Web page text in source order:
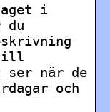
i
du
till
ser när de
och